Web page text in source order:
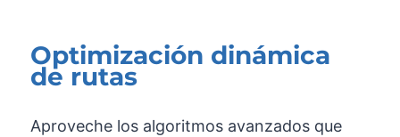
Optimización dinámica
de rutas
Aproveche los algoritmos avanzados que